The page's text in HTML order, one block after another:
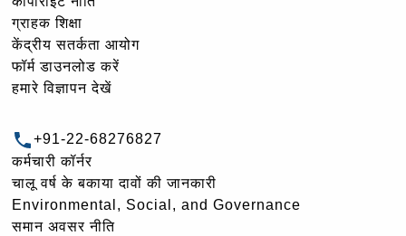
ग्राहक शिक्षा
केंद्रीय सतर्कता आयोग
फॉर्म डाउनलोड करें
हमारे विज्ञापन देखें
+91-22-68276827
कर्मचारी कॉर्नर
चालू वर्ष के बकाया दावों की जानकारी
Environmental, Social, and Governance
समान अवसर नीति